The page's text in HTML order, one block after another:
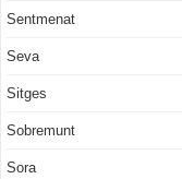
Sentmenat
Seva
Sitges
Sobremunt
Sora